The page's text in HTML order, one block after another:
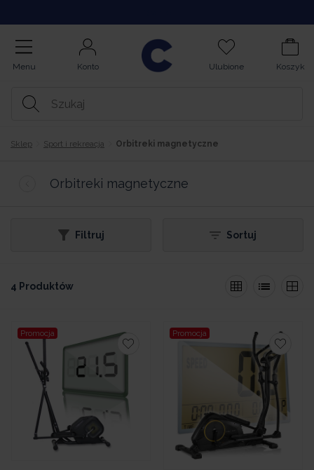
Menu Konto Ulubione Koszyk
Sklep Sport i rekreacja Orbitreki magnetyczne
Orbitreki magnetyczne
Filtruj Sortuj
4 Produktów
Promocja Promocja